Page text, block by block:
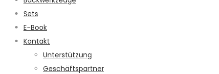
Sets
E-Book
Kontakt
Unterstützung
Geschäftspartner